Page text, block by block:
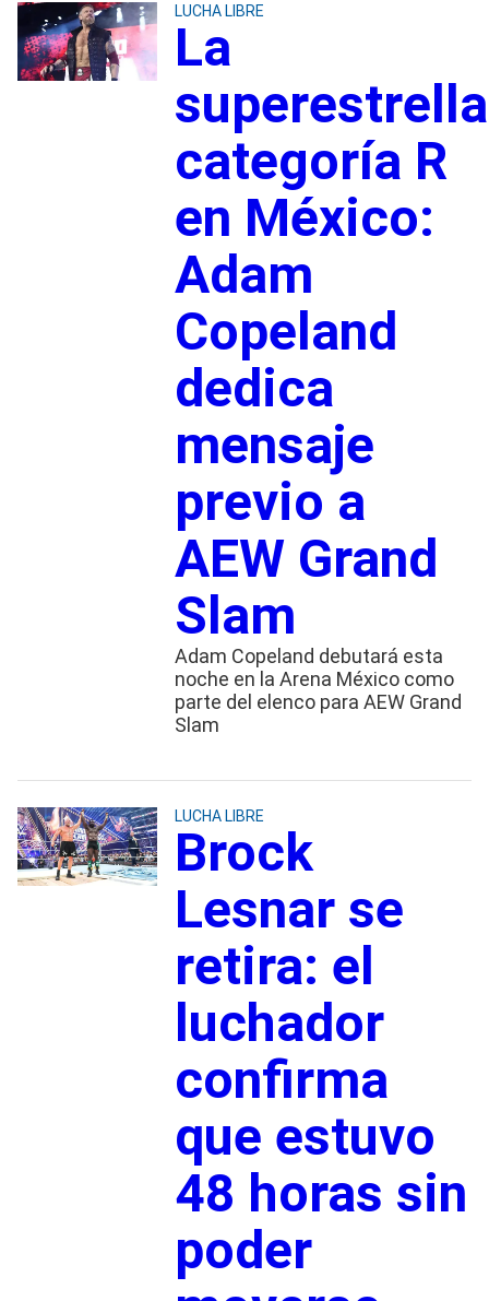
LUCHA LIBRE
La
superestrella
categoría R
en México:
Adam
Copeland
dedica
mensaje
previo a
AEW Grand
Slam
Adam Copeland debutará esta
noche en la Arena México como
parte del elenco para AEW Grand
Slam
LUCHA LIBRE
Brock
Lesnar se
retira: el
luchador
confirma
que estuvo
48 horas sin
poder